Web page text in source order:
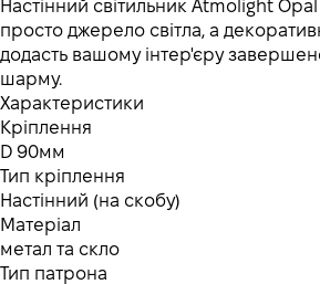
Настінний світильник Atmolight
просто джерело світла, а
додасть вашому інтер'єру
шарму.
Характеристики
Кріплення
D 90мм
Тип кріплення
Настінний (на скобу)
Матеріал
метал та скло
Тип патрона